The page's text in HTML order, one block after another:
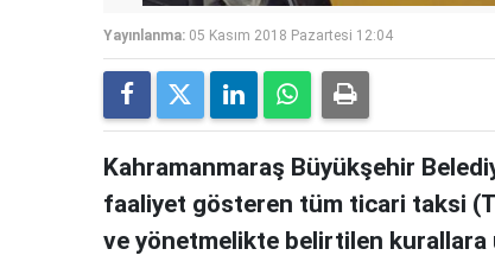
Yayınlanma: 05 Kasım 2018 Pazartesi 12:04
Kahramanmaraş Büyükşehir
faaliyet gösteren tüm ticari taksi (T
ve yönetmelikte belirtilen